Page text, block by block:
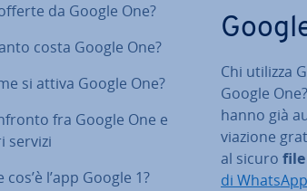
da Google One?
costa Google One?
si attiva Google One?
fra Google One e
servizi
cos’è l’app Google 1?
Chi utilizza
Google
hanno già
via­zio­ne
al sicuro
di